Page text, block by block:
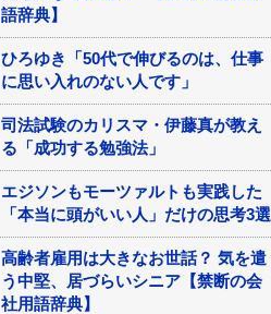
語辞典】
ひろゆき「50代で伸びるのは、仕事
に思い入れのない人です」
司法試験のカリスマ・伊藤真が教え
る「成功する勉強法」
エジソンもモーツァルトも実践した
「本当に頭がいい人」だけの思考3選
高齢者雇用は大きなお世話？ 気を遣
う中堅、居づらいシニア【禁断の会
社用語辞典】